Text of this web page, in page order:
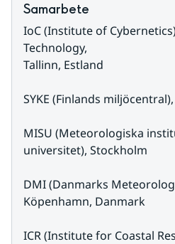
Samarbete
IoC (Institute of
Technology,
Tallinn, Estland
SYKE (Finlands
MISU (Meteorologiska
universitet), Stockholm
DMI (Danmarks
Köpenhamn, Danmark
ICR (Institute for Coastal